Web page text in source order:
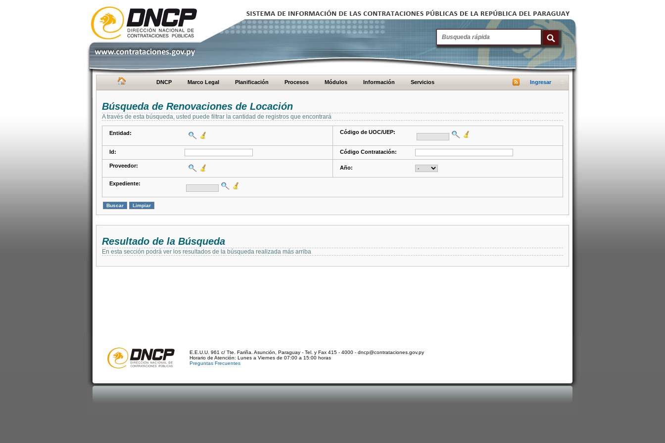
DNCP Marco Legal Planificación Procesos Módulos Información Servicios Ingresar
Búsqueda de Renovaciones de Locación
A través de esta búsqueda, usted puede filtrar la cantidad de registros que encontrará
Entidad: Código de UOC/UEP:
Id: Código Contratación:
Proveedor: Año:
Expediente:
Resultado de la Búsqueda
En esta sección podrá ver los resultados de la búsqueda realizada más arriba
E.E.U.U. 961 c/ Tte. Fariña. Asunción, Paraguay - Tel. y Fax 415 - 4000 - dncp@contrataciones.gov.py
Horario de Atención: Lunes a Viernes de 07:00 a 15:00 horas
Preguntas Frecuentes